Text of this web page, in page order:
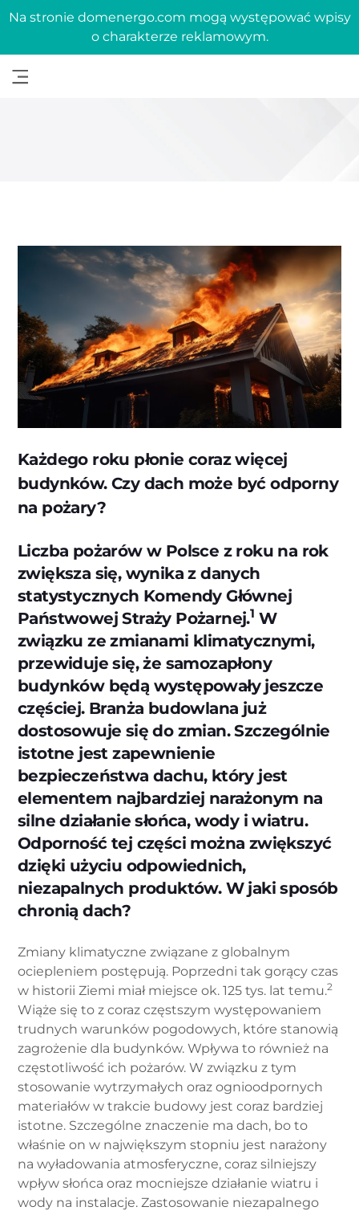
Na stronie domenergo.com mogą występować wpisy
o charakterze reklamowym.
Każdego roku płonie coraz więcej
budynków. Czy dach może być odporny
na pożary?
Liczba pożarów w Polsce z roku na rok
zwiększa się, wynika z danych
statystycznych Komendy Głównej
Państwowej Straży Pożarnej.1 W
związku ze zmianami klimatycznymi,
przewiduje się, że samozapłony
budynków będą występowały jeszcze
częściej. Branża budowlana już
dostosowuje się do zmian. Szczególnie
istotne jest zapewnienie
bezpieczeństwa dachu, który jest
elementem najbardziej narażonym na
silne działanie słońca, wody i wiatru.
Odporność tej części można zwiększyć
dzięki użyciu odpowiednich,
niezapalnych produktów. W jaki sposób
chronią dach?
Zmiany klimatyczne związane z globalnym
ociepleniem postępują. Poprzedni tak gorący czas
w historii Ziemi miał miejsce ok. 125 tys. lat temu.2
Wiąże się to z coraz częstszym występowaniem
trudnych warunków pogodowych, które stanowią
zagrożenie dla budynków. Wpływa to również na
częstotliwość ich pożarów. W związku z tym
stosowanie wytrzymałych oraz ognioodpornych
materiałów w trakcie budowy jest coraz bardziej
istotne. Szczególne znaczenie ma dach, bo to
właśnie on w największym stopniu jest narażony
na wyładowania atmosferyczne, coraz silniejszy
wpływ słońca oraz mocniejsze działanie wiatru i
wody na instalacje. Zastosowanie niezapalnego